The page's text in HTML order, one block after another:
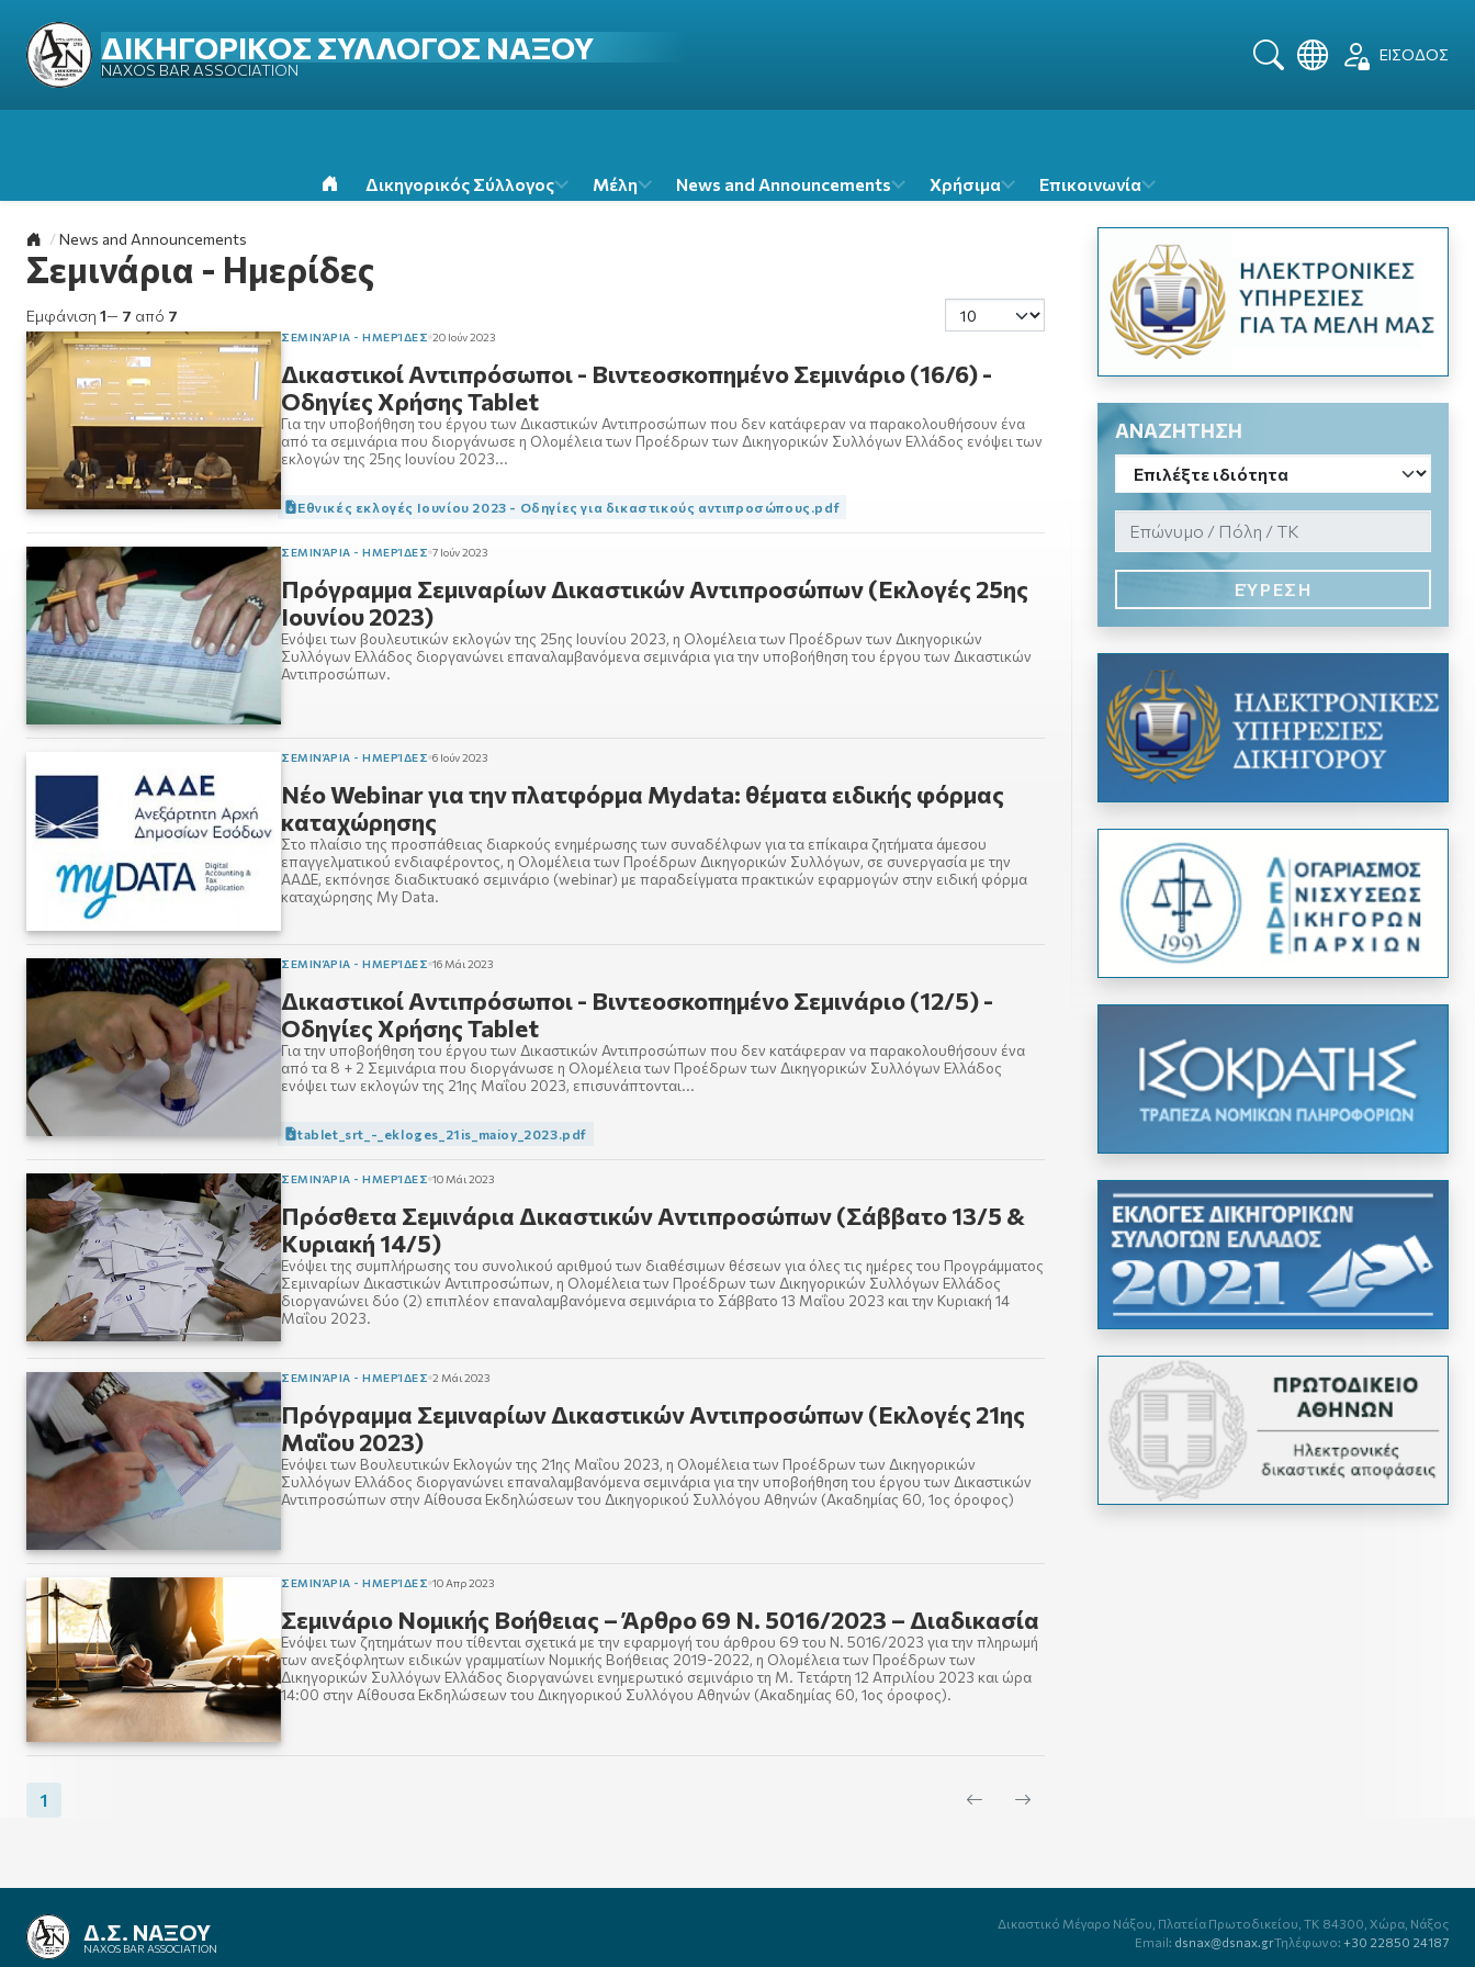
ΔΙΚΗΓΟΡΙΚΟΣ ΣΥΛΛΟΓΟΣ ΝΑΞΟΥ
NAXOS BAR ASSOCIATION
ΕΙΣΟΔΟΣ
Αρχική Σελίδα
Δικηγορικός Σύλλογος Μέλη News and Announcements Χρήσιμα Επικοινωνία
Επιστροφή στην αρχική σελίδα
News and Announcements
Σεμινάρια - Ημερίδες
Εμφάνιση 1— 7 από 7
ΣΕΜΙΝΆΡΙΑ - ΗΜΕΡΊΔΕΣ 20 Ιούν 2023
Δικαστικοί Αντιπρόσωποι - Βιντεοσκοπημένο Σεμινάριο (16/6) -
Οδηγίες Χρήσης Tablet
Για την υποβοήθηση του έργου των Δικαστικών Αντιπροσώπων που δεν κατάφεραν να παρακολουθήσουν ένα
από τα σεμινάρια που διοργάνωσε η Ολομέλεια των Προέδρων των Δικηγορικών Συλλόγων Ελλάδος ενόψει των
εκλογών της 25ης Ιουνίου 2023...
Εθνικές εκλογές Ιουνίου 2023 - Οδηγίες για δικαστικούς αντιπροσώπους.pdf
ΣΕΜΙΝΆΡΙΑ - ΗΜΕΡΊΔΕΣ 7 Ιούν 2023
Πρόγραμμα Σεμιναρίων Δικαστικών Αντιπροσώπων (Εκλογές 25ης
Ιουνίου 2023)
Ενόψει των βουλευτικών εκλογών της 25ης Ιουνίου 2023, η Ολομέλεια των Προέδρων των Δικηγορικών
Συλλόγων Ελλάδος διοργανώνει επαναλαμβανόμενα σεμινάρια για την υποβοήθηση του έργου των Δικαστικών
Αντιπροσώπων.
ΣΕΜΙΝΆΡΙΑ - ΗΜΕΡΊΔΕΣ 6 Ιούν 2023
Νέο Webinar για την πλατφόρμα Mydata: θέματα ειδικής φόρμας
καταχώρησης
Στο πλαίσιο της προσπάθειας διαρκούς ενημέρωσης των συναδέλφων για τα επίκαιρα ζητήματα άμεσου
επαγγελματικού ενδιαφέροντος, η Ολομέλεια των Προέδρων Δικηγορικών Συλλόγων, σε συνεργασία με την
ΑΑΔΕ, εκπόνησε διαδικτυακό σεμινάριο (webinar) με παραδείγματα πρακτικών εφαρμογών στην ειδική φόρμα
καταχώρησης My Data.
ΣΕΜΙΝΆΡΙΑ - ΗΜΕΡΊΔΕΣ 16 Μάι 2023
Δικαστικοί Αντιπρόσωποι - Βιντεοσκοπημένο Σεμινάριο (12/5) -
Οδηγίες Χρήσης Tablet
Για την υποβοήθηση του έργου των Δικαστικών Αντιπροσώπων που δεν κατάφεραν να παρακολουθήσουν ένα
από τα 8 + 2 Σεμινάρια που διοργάνωσε η Ολομέλεια των Προέδρων των Δικηγορικών Συλλόγων Ελλάδος
ενόψει των εκλογών της 21ης Μαΐου 2023, επισυνάπτονται...
tablet_srt_-_ekloges_21is_maioy_2023.pdf
ΣΕΜΙΝΆΡΙΑ - ΗΜΕΡΊΔΕΣ 10 Μάι 2023
Πρόσθετα Σεμινάρια Δικαστικών Αντιπροσώπων (Σάββατο 13/5 &
Κυριακή 14/5)
Ενόψει της συμπλήρωσης του συνολικού αριθμού των διαθέσιμων θέσεων για όλες τις ημέρες του Προγράμματος
Σεμιναρίων Δικαστικών Αντιπροσώπων, η Ολομέλεια των Προέδρων των Δικηγορικών Συλλόγων Ελλάδος
διοργανώνει δύο (2) επιπλέον επαναλαμβανόμενα σεμινάρια το Σάββατο 13 Μαΐου 2023 και την Κυριακή 14
Μαΐου 2023.
ΣΕΜΙΝΆΡΙΑ - ΗΜΕΡΊΔΕΣ 2 Μάι 2023
Πρόγραμμα Σεμιναρίων Δικαστικών Αντιπροσώπων (Εκλογές 21ης
Μαΐου 2023)
Ενόψει των Βουλευτικών Εκλογών της 21ης Μαΐου 2023, η Ολομέλεια των Προέδρων των Δικηγορικών
Συλλόγων Ελλάδος διοργανώνει επαναλαμβανόμενα σεμινάρια για την υποβοήθηση του έργου των Δικαστικών
Αντιπροσώπων στην Αίθουσα Εκδηλώσεων του Δικηγορικού Συλλόγου Αθηνών (Ακαδημίας 60, 1ος όροφος)
ΣΕΜΙΝΆΡΙΑ - ΗΜΕΡΊΔΕΣ 10 Απρ 2023
Σεμινάριο Νομικής Βοήθειας – Άρθρο 69 Ν. 5016/2023 – Διαδικασία
Ενόψει των ζητημάτων που τίθενται σχετικά με την εφαρμογή του άρθρου 69 του Ν. 5016/2023 για την πληρωμή
των ανεξόφλητων ειδικών γραμματίων Νομικής Βοήθειας 2019-2022, η Ολομέλεια των Προέδρων των
Δικηγορικών Συλλόγων Ελλάδος διοργανώνει ενημερωτικό σεμινάριο τη Μ. Τετάρτη 12 Απριλίου 2023 και ώρα
14:00 στην Αίθουσα Εκδηλώσεων του Δικηγορικού Συλλόγου Αθηνών (Ακαδημίας 60, 1ος όροφος).
1
ΑΝΑΖΗΤΗΣΗ
ΕΎΡΕΣΗ
ΔΙΚΗΓΟΡΙΚΟΣ ΣΥΛΛΟΓΟΣ
ΝΑΞΟΥ
NAXOS BAR ASSOCIATION
Δικαστικό Μέγαρο Νάξου, Πλατεία Πρωτοδικείου, TK 84300, Χώρα, Νάξος
Email: dsnax@dsnax.grΤηλέφωνο: +30 22850 24187